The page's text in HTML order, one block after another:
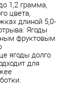
1,2 грамма,
цвета,
длиной 5,0-
Ягоды
фруктовым
ягоды долго
для